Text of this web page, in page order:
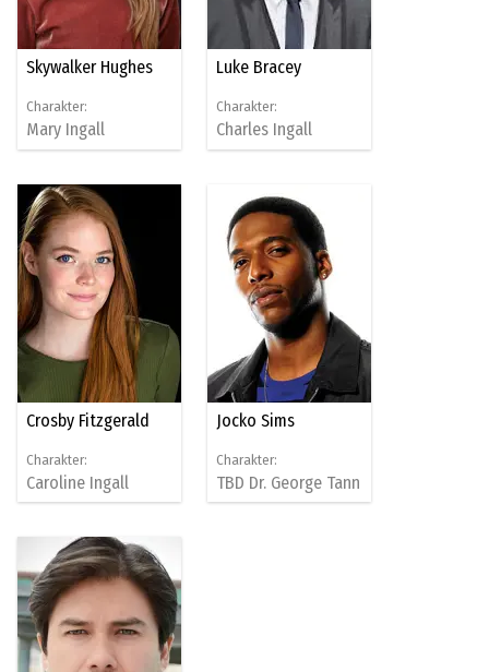
Skywalker Hughes
Charakter:
Mary Ingall
Luke Bracey
Charakter:
Charles Ingall
Crosby Fitzgerald
Charakter:
Caroline Ingall
Jocko Sims
Charakter:
TBD Dr. George Tann